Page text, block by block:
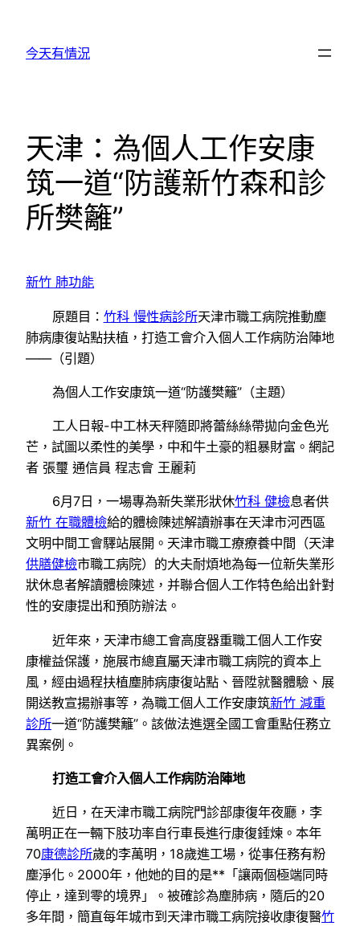
今天有情況
天津：為個人工作安康
筑一道“防護新竹森和診
所樊籬”
新竹 肺功能
原題目： 竹科 慢性病診所天津市職工病院推動塵
肺病康復站點扶植，打造工會介入個人工作病防治陣地
——（引題）
為個人工作安康筑一道“防護樊籬”（主題）
工人日報-中工林天秤隨即將蕾絲絲帶拋向金色光
芒，試圖以柔性的美學，中和牛土豪的粗暴財富。網記
者 張璽 通信員 程志會 王麗莉
6月7日，一場專為新失業形狀休竹科 健檢息者供
新竹 在職體檢給的體檢陳述解讀辦事在天津市河西區
文明中間工會驛站展開。天津市職工療療養中間（天津
供膳健檢市職工病院）的大夫耐煩地為每一位新失業形
狀休息者解讀體檢陳述，并聯合個人工作特色給出針對
性的安康提出和預防辦法。
近年來，天津市總工會高度器重職工個人工作安
康權益保護，施展市總直屬天津市職工病院的資本上
風，經由過程扶植塵肺病康復站點、晉陞就醫體驗、展
開送教宣揚辦事等，為職工個人工作安康筑新竹 減重
診所一道“防護樊籬”。該做法進選全國工會重點任務立
異案例。
打造工會介入個人工作病防治陣地
近日，在天津市職工病院門診部康復年夜廳，李
萬明正在一輛下肢功率自行車長進行康復錘煉。本年
70康德診所歲的李萬明，18歲進工場，從事任務有粉
塵淨化。2000年，他她的目的是**「讓兩個極端同時
停止，達到零的境界」。被確診為塵肺病，隨后的20
多年間，簡直每年城市到天津市職工病院接收康復醫竹